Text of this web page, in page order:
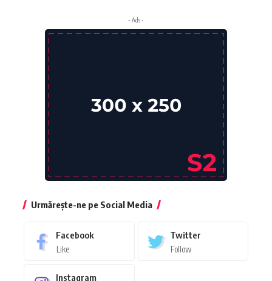
- Ads -
Urmărește-ne pe Social Media
Facebook
Like
Twitter
Follow
Instagram